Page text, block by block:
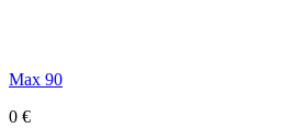
Max 90
0 €